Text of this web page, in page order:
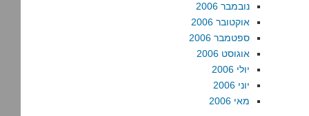
נובמבר 2006
אוקטובר 2006
ספטמבר 2006
אוגוסט 2006
יולי 2006
יוני 2006
מאי 2006